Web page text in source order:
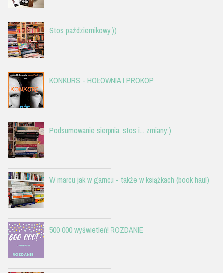
Stos październikowy:))
KONKURS - HOŁOWNIA I PROKOP
Podsumowanie sierpnia, stos i... zmiany:)
W marcu jak w garncu - także w książkach (book haul)
500 000 wyświetleń! ROZDANIE